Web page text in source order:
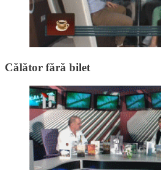
Călător fără bilet